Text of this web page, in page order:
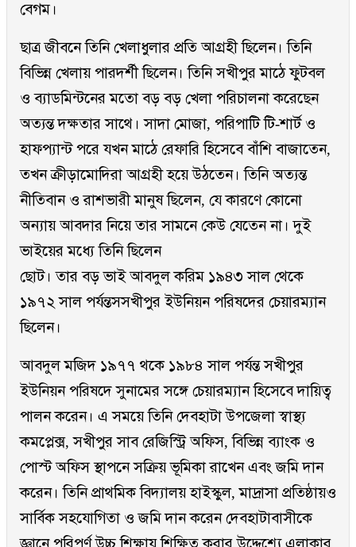
বেগম।
ছাত্র জীবনে তিনি খেলাধুলার প্রতি আগ্রহী ছিলেন। তিনি
বিভিন্ন খেলায় পারদর্শী ছিলেন। তিনি সখীপুর মাঠে ফুটবল
ও ব্যাডমিন্টনের মতো বড় বড় খেলা পরিচালনা করেছেন
অত্যন্ত দক্ষতার সাথে। সাদা মোজা, পরিপাটি টি-শার্ট ও
হাফপ্যান্ট পরে যখন মাঠে রেফারি হিসেবে বাঁশি বাজাতেন,
তখন ক্রীড়ামোদিরা আগ্রহী হয়ে উঠতেন। তিনি অত্যন্ত
নীতিবান ও রাশভারী মানুষ ছিলেন, যে কারণে কোনো
অন্যায় আবদার নিয়ে তার সামনে কেউ যেতেন না। দুই
ভাইয়ের মধ্যে তিনি ছিলেন
ছোট। তার বড় ভাই আবদুল করিম ১৯৪৩ সাল থেকে
১৯৭২ সাল পর্যন্তসসখীপুর ইউনিয়ন পরিষদের চেয়ারম্যান
ছিলেন।
আবদুল মজিদ ১৯৭৭ থকে ১৯৮৪ সাল পর্যন্ত সখীপুর
ইউনিয়ন পরিষদে সুনামের সঙ্গে চেয়ারম্যান হিসেবে দায়িত্ব
পালন করেন। এ সময়ে তিনি দেবহাটা উপজেলা স্বাস্থ্য
কমপ্লেক্স, সখীপুর সাব রেজিস্ট্রি অফিস, বিভিন্ন ব্যাংক ও
পোস্ট অফিস স্থাপনে সক্রিয় ভূমিকা রাখেন এবং জমি দান
করেন। তিনি প্রাথমিক বিদ্যালয় হাইস্কুল, মাদ্রাসা প্রতিষ্ঠায়ও
সার্বিক সহযোগিতা ও জমি দান করেন দেবহাটাবাসীকে